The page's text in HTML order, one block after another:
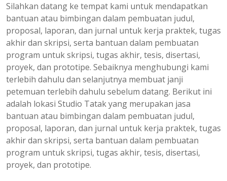
Silahkan datang ke tempat kami untuk mendapatkan
bantuan atau bimbingan dalam pembuatan judul,
proposal, laporan, dan jurnal untuk kerja praktek, tugas
akhir dan skripsi, serta bantuan dalam pembuatan
program untuk skripsi, tugas akhir, tesis, disertasi,
proyek, dan prototipe. Sebaiknya menghubungi kami
terlebih dahulu dan selanjutnya membuat janji
petemuan terlebih dahulu sebelum datang. Berikut ini
adalah lokasi Studio Tatak yang merupakan jasa
bantuan atau bimbingan dalam pembuatan judul,
proposal, laporan, dan jurnal untuk kerja praktek, tugas
akhir dan skripsi, serta bantuan dalam pembuatan
program untuk skripsi, tugas akhir, tesis, disertasi,
proyek, dan prototipe.